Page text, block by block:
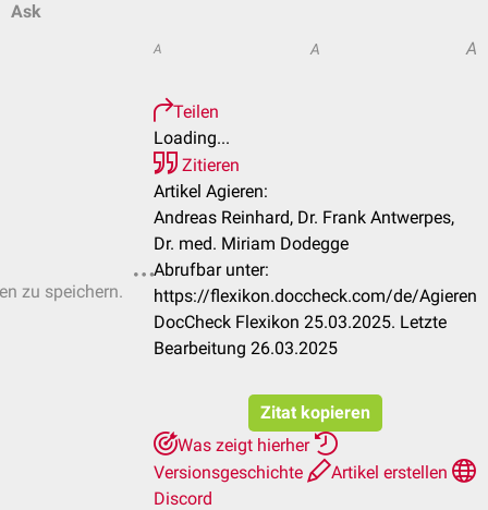
Ask
zu speichern.
A A A
Teilen
Loading...
Zitieren
Artikel Agieren:
Andreas Reinhard, Dr. Frank Antwerpes,
Dr. med. Miriam Dodegge
Abrufbar unter:
https://flexikon.doccheck.com/de/Agieren
DocCheck Flexikon 25.03.2025. Letzte
Bearbeitung 26.03.2025
Zitat kopieren
Was zeigt hierher
Versionsgeschichte
Artikel erstellen
Discord